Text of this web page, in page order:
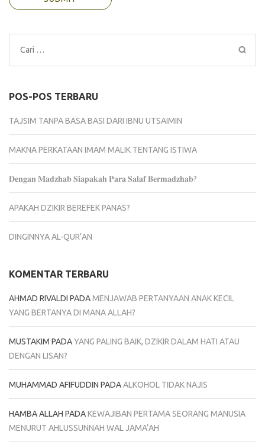
Cari
POS-POS TERBARU
TAJSIM TANPA BASA BASI DARI IBNU UTSAIMIN
MAKNA PERKATAAN IMAM MALIK TENTANG ISTIWA
𝐃𝐞𝐧𝐠𝐚𝐧 𝐌𝐚𝐝𝐳𝐡𝐚𝐛 𝐒𝐢𝐚𝐩𝐚𝐤𝐚𝐡 𝐏𝐚𝐫𝐚 𝐒𝐚𝐥𝐚𝐟 𝐁𝐞𝐫𝐦𝐚𝐝𝐳𝐡𝐚𝐛?
APAKAH DZIKIR BEREFEK PANAS?
DINGINNYA AL-QUR’AN
KOMENTAR TERBARU
AHMAD RIVALDI PADAMENJAWAB PERTANYAAN ANAK KECIL
YANG BERTANYA DI MANA ALLAH?
MUSTAKIM PADAYANG PALING BAIK, DZIKIR DALAM HATI ATAU
DENGAN LISAN?
MUHAMMAD AFIFUDDIN PADAALKOHOL TIDAK NAJIS
HAMBA ALLAH PADAKEWAJIBAN PERTAMA SEORANG MANUSIA
MENURUT AHLUSSUNNAH WAL JAMA’AH